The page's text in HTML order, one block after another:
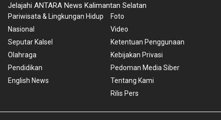
Jelajahi ANTARA News Kalimantan Selatan
Pariwisata & Lingkungan Hidup
Nasional
Seputar Kalsel
Olahraga
Pendidikan
English News
Foto
Video
Ketentuan Penggunaan
Kebijakan Privasi
Pedoman Media Siber
Tentang Kami
Rilis Pers